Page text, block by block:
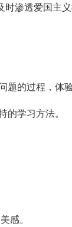
渗透爱国主义
的过程，体
的学习方法。
感。